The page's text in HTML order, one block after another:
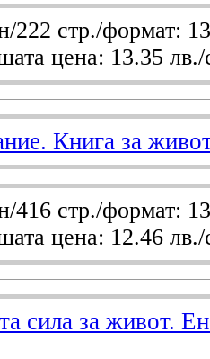
222 стр./формат:
цена: 13.35 лв./
Книга за
416 стр./формат:
цена: 12.46 лв./
сила за живот.